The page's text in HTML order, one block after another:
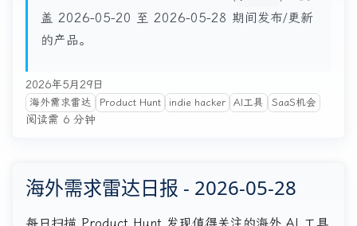
盖 2026-05-20 至 2026-05-28 期间发布/更新
的产品。
2026年5月29日
海外需求雷达 Product Hunt indie hacker AI工具 SaaS机会
阅读需 6 分钟
海外需求雷达日报 - 2026-05-28